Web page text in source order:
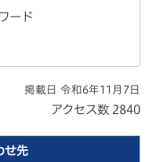
ード
掲載日 令和6年11月7日
アクセス数 2840
せ先